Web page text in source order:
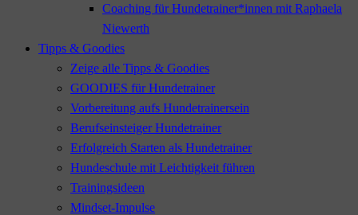
Coaching für Hundetrainer*innen mit Raphaela
Niewerth
Tipps & Goodies
Zeige alle Tipps & Goodies
GOODIES für Hundetrainer
Vorbereitung aufs Hundetrainersein
Berufseinsteiger Hundetrainer
Erfolgreich Starten als Hundetrainer
Hundeschule mit Leichtigkeit führen
Trainingsideen
Mindset-Impulse